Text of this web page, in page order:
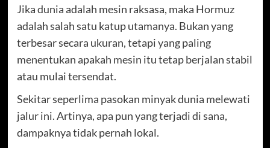
Jika dunia adalah mesin raksasa, maka Hormuz
adalah salah satu katup utamanya. Bukan yang
terbesar secara ukuran, tetapi yang paling
menentukan apakah mesin itu tetap berjalan stabil
atau mulai tersendat.
Sekitar seperlima pasokan minyak dunia melewati
jalur ini. Artinya, apa pun yang terjadi di sana,
dampaknya tidak pernah lokal.